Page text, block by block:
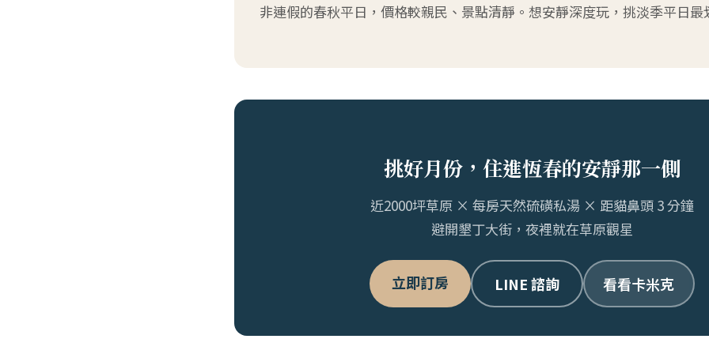
非連假的春秋平日，價格較親民、景點清靜。想安靜深度玩，挑淡季平日最
挑好月份，住進恆春的安靜那一側
近2000坪草原 × 每房天然硫磺私湯 × 距貓鼻頭 3 分鐘
避開墾丁大街，夜裡就在草原觀星
立即訂房 LINE 諮詢 看看卡米克